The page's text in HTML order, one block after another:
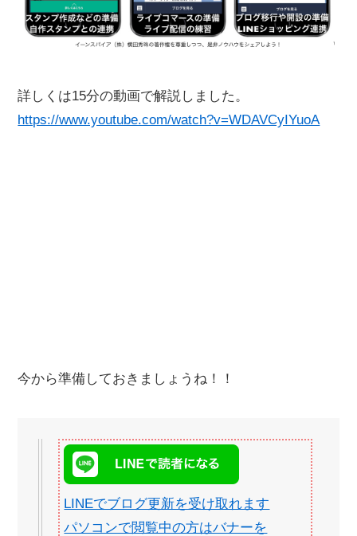
詳しくは15分の動画で解説しました。
https://www.youtube.com/watch?v=WDAVCyIYuoA
今から準備しておきましょうね！！
LINEでブログ更新を受け取れます
パソコンで閲覧中の方はバナーを